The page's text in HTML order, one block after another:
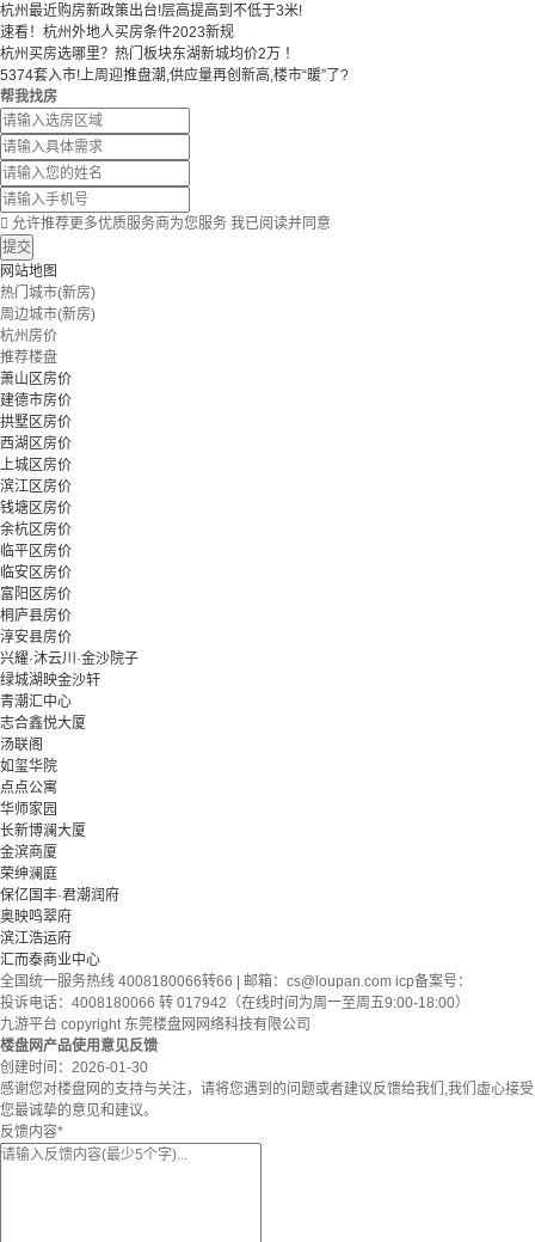
杭州最近购房新政策出台!层高提高到不低于3米!
速看！杭州外地人买房条件2023新规
杭州买房选哪里？热门板块东湖新城均价2万 ！
5374套入市!上周迎推盘潮,供应量再创新高,楼市“暖”了?
帮我找房
 允许推荐更多优质服务商为您服务 我已阅读并同意
提交
网站地图
热门城市(新房)
周边城市(新房)
杭州房价
推荐楼盘
萧山区房价
建德市房价
拱墅区房价
西湖区房价
上城区房价
滨江区房价
钱塘区房价
余杭区房价
临平区房价
临安区房价
富阳区房价
桐庐县房价
淳安县房价
兴耀·沐云川·金沙院子
绿城湖映金沙轩
青潮汇中心
志合鑫悦大厦
汤联阁
如玺华院
点点公寓
华师家园
长新博澜大厦
金滨商厦
荣绅澜庭
保亿国丰·君潮润府
奥映鸣翠府
滨江浩运府
汇而泰商业中心
全国统一服务热线 4008180066转66 | 邮箱： cs@loupan.com icp备案号：
投诉电话：4008180066 转 017942（在线时间为周一至周五9:00-18:00）
九游平台 copyright 东莞楼盘网网络科技有限公司
楼盘网产品使用意见反馈
创建时间： 2026-01-30
感谢您对楼盘网的支持与关注，请将您遇到的问题或者建议反馈给我们,我们虚心接受
您最诚挚的意见和建议。
反馈内容*